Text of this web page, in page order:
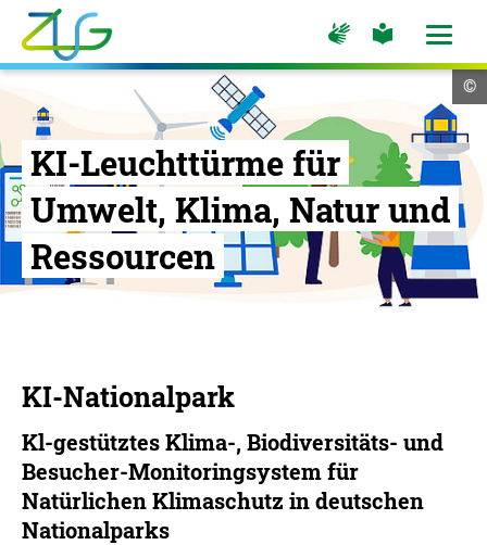
Zum
Hauptinhalt
springen
Logo
Umwelt
Gesellschaft
-
Zur
Startseite
Zur
Seite
Gebärdensprache
Zur
Seite
leichte
Menü
KI-Leuchttürme für
Umwelt, Klima, Natur und
Ressourcen
©
KI-Nationalpark
Kl-gestütztes Klima-, Biodiversitäts- und
Besucher-Monitoringsystem für
Natürlichen Klimaschutz in deutschen
Nationalparks